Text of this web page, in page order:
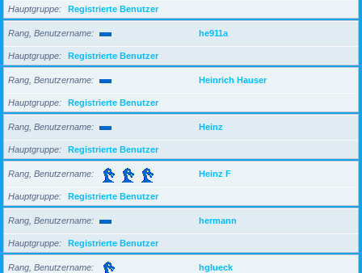
Hauptgruppe Registrierte Benutzer
Rang, Benutzername he911a
Hauptgruppe Registrierte Benutzer
Rang, Benutzername Heinrich Hauser
Hauptgruppe Registrierte Benutzer
Rang, Benutzername Heinz
Hauptgruppe Registrierte Benutzer
Rang, Benutzername Heinz F
Hauptgruppe Registrierte Benutzer
Rang, Benutzername hermann
Hauptgruppe Registrierte Benutzer
Rang, Benutzername hglueck